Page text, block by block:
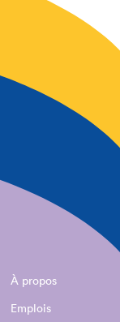
À propos
Emplois